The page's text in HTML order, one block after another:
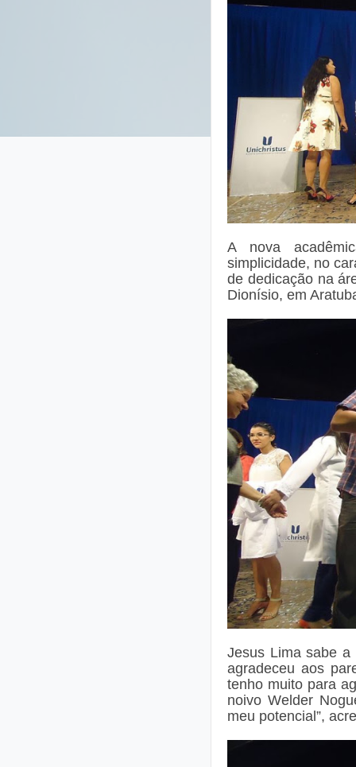
A nova
simplicidade, no
de dedicação na
Dionísio, em
Jesus Lima sabe a
agradeceu aos
tenho muito para
noivoWelder
meu potencial”,